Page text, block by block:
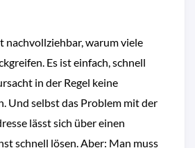
nachvollziehbar, warum viele
Es ist einfach, schnell
in der Regel keine
Und selbst das Problem mit der
lässt sich über einen
schnell lösen. Aber: Man muss